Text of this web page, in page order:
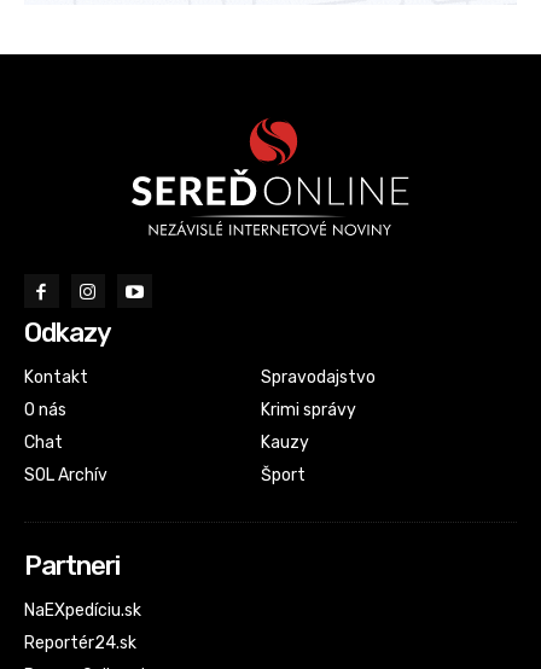
Odkazy
Kontakt
O nás
Chat
SOL Archív
Spravodajstvo
Krimi správy
Kauzy
Šport
Partneri
NaEXpedíciu.sk
Reportér24.sk